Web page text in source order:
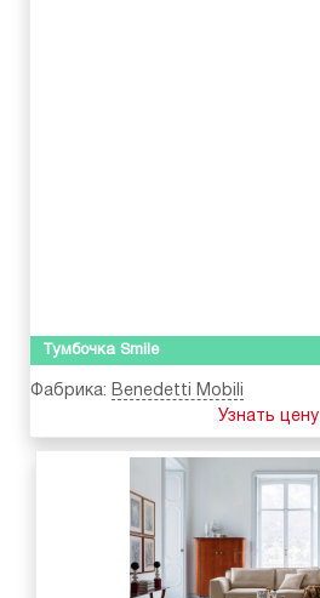
Тумбочка Smile
Фабрика: Benedetti Mobili
Узнать цену